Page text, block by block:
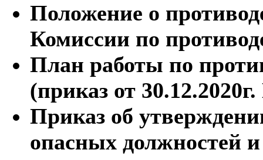
Положение о
Комиссии по
План работы по
(приказ от
Приказ об
опасных должностей